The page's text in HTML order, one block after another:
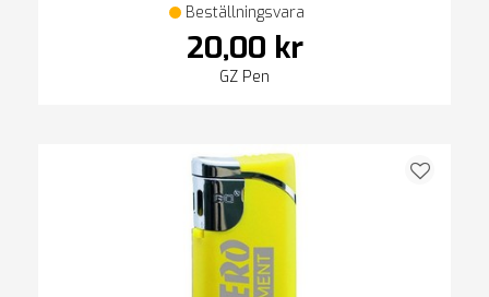
Beställningsvara
20,00 kr
GZ Pen